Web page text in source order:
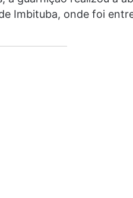
Imbituba, onde foi